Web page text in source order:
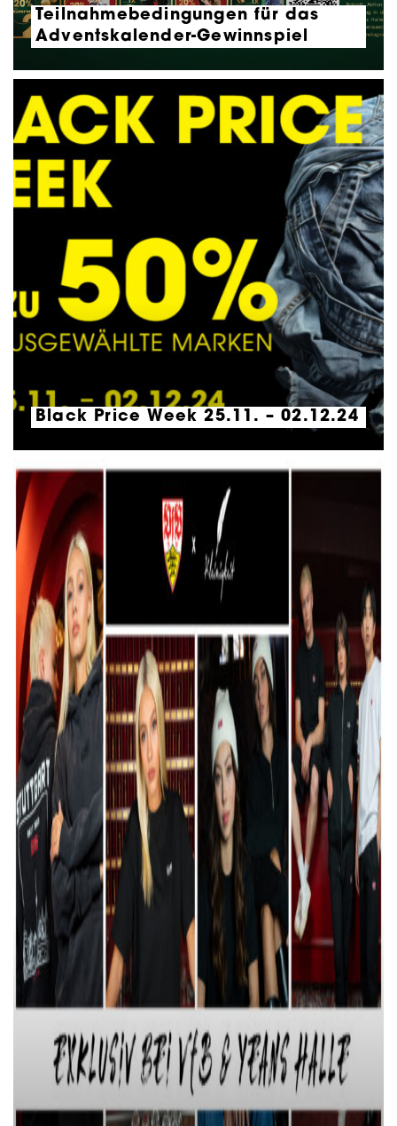
Teilnahmebedingungen für das
Adventskalender-Gewinnspiel
Black Price Week 25.11. – 02.12.24